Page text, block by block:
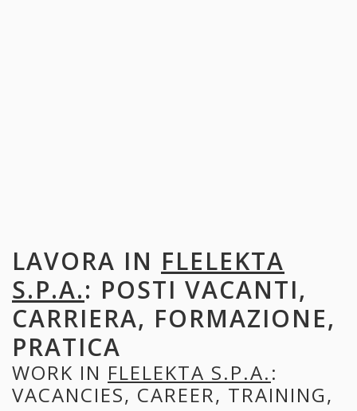
LAVORA IN FLELEKTA
S.P.A.: POSTI VACANTI,
CARRIERA, FORMAZIONE,
PRATICA
WORK IN FLELEKTA S.P.A.:
VACANCIES, CAREER, TRAINING,